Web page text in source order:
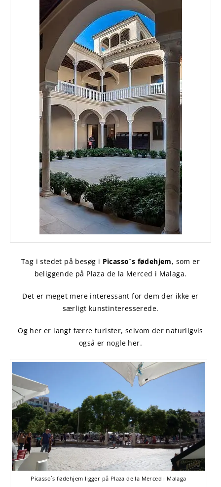
Tag i stedet på besøg i Picasso´s fødehjem, som er
beliggende på Plaza de la Merced i Malaga.
Det er meget mere interessant for dem der ikke er
særligt kunstinteresserede.
Og her er langt færre turister, selvom der naturligvis
også er nogle her.
Picasso´s fødehjem ligger på Plaza de la Merced i Malaga